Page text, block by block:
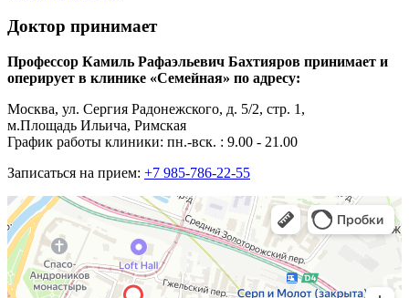
Доктор принимает
Профессор Камиль Рафаэльевич Бахтияров принимает и
оперирует в клинике «Семейная» по адресу:
Москва, ул. Сергия Радонежского, д. 5/2, стр. 1,
м.Площадь Ильича, Римская
График работы клиники: пн.-вск. : 9.00 - 21.00
Записаться на прием: +7 985-786-22-55